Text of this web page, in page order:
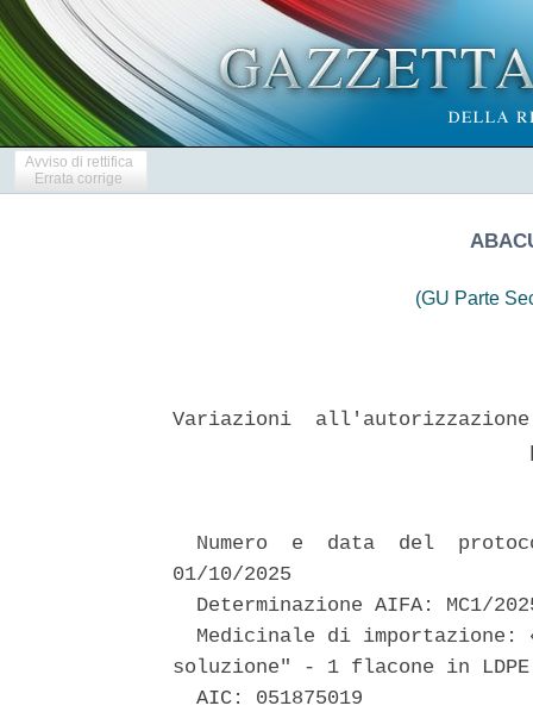
Avviso di rettifica
Errata corrige
(GU Parte
Variazioni  all'autorizzazione
Numero  e  data  del
01/10/2025
Determinazione AIFA: MC1/
Medicinale di importazione:
soluzione" - 1 flacone in
  AIC: 051875019